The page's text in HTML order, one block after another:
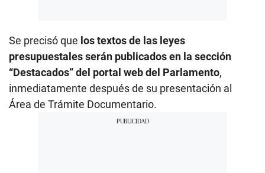
Se precisó que los textos de las leyes
presupuestales serán publicados en la sección
“Destacados” del portal web del Parlamento,
inmediatamente después de su presentación al
Área de Trámite Documentario.